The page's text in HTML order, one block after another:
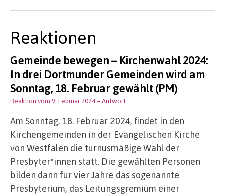
Reaktionen
Gemeinde bewegen – Kirchenwahl 2024:
In drei Dortmunder Gemeinden wird am
Sonntag, 18. Februar gewählt (PM)
Reaktion vom 9. Februar 2024– Antwort
Am Sonntag, 18. Februar 2024, findet in den
Kirchengemeinden in der Evangelischen Kirche
von Westfalen die turnusmäßige Wahl der
Presbyter*innen statt. Die gewählten Personen
bilden dann für vier Jahre das sogenannte
Presbyterium, das Leitungsgremium einer